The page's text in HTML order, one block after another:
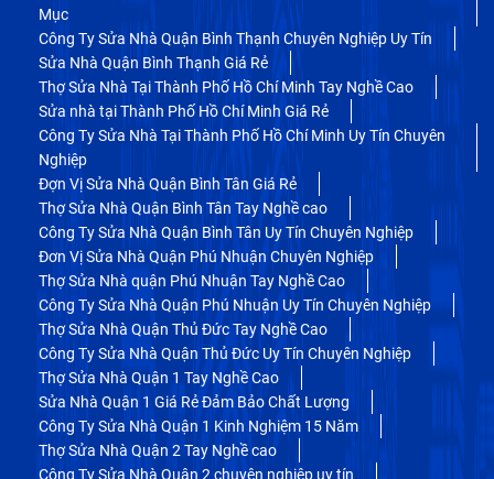
Mục
Công Ty Sửa Nhà Quận Bình Thạnh Chuyên Nghiệp Uy Tín
Sửa Nhà Quận Bình Thạnh Giá Rẻ
Thợ Sửa Nhà Tại Thành Phố Hồ Chí Minh Tay Nghề Cao
Sửa nhà tại Thành Phố Hồ Chí Minh Giá Rẻ
Công Ty Sửa Nhà Tại Thành Phố Hồ Chí Minh Uy Tín Chuyên
Nghiệp
Đợn Vị Sửa Nhà Quận Bình Tân Giá Rẻ
Thợ Sửa Nhà Quận Bình Tân Tay Nghề cao
Công Ty Sửa Nhà Quận Bình Tân Uy Tín Chuyên Nghiệp
Đơn Vị Sửa Nhà Quận Phú Nhuận Chuyên Nghiệp
Thợ Sửa Nhà quận Phú Nhuận Tay Nghề Cao
Công Ty Sửa Nhà Quận Phú Nhuận Uy Tín Chuyên Nghiệp
Thợ Sửa Nhà Quận Thủ Đức Tay Nghề Cao
Công Ty Sửa Nhà Quận Thủ Đức Uy Tín Chuyên Nghiệp
Thợ Sửa Nhà Quận 1 Tay Nghề Cao
Sửa Nhà Quận 1 Giá Rẻ Đảm Bảo Chất Lượng
Công Ty Sửa Nhà Quận 1 Kinh Nghiệm 15 Năm
Thợ Sửa Nhà Quận 2 Tay Nghề cao
Công Ty Sửa Nhà Quận 2 chuyên nghiệp uy tín